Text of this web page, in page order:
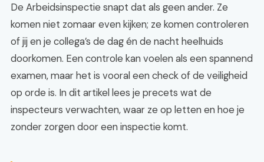
De Arbeidsinspectie snapt dat als geen ander. Ze
komen niet zomaar even kijken; ze komen controleren
of jij en je collega’s de dag én de nacht heelhuids
doorkomen. Een controle kan voelen als een spannend
examen, maar het is vooral een check of de veiligheid
op orde is. In dit artikel lees je precets wat de
inspecteurs verwachten, waar ze op letten en hoe je
zonder zorgen door een inspectie komt.